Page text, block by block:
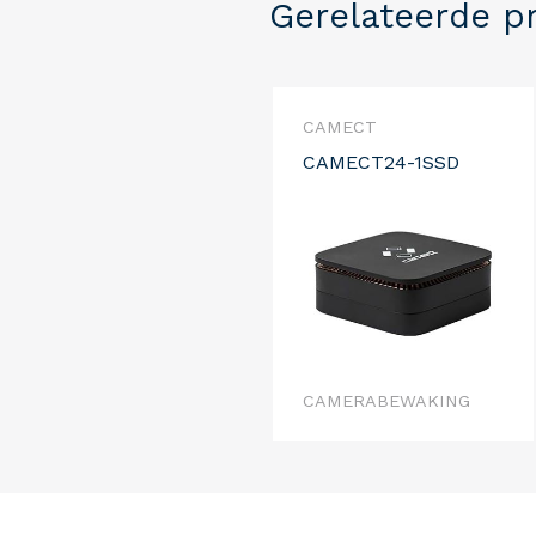
Gerelateerde
CAMECT
CAMECT24-1SSD
CAMERABEWAKING